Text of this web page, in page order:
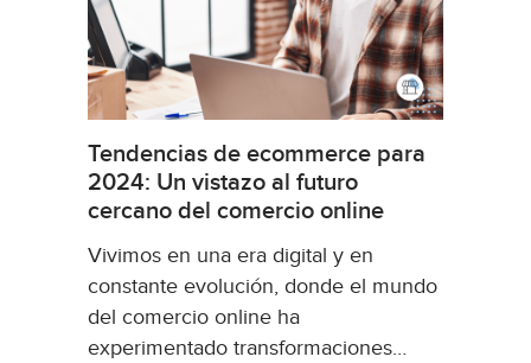
Tendencias de ecommerce para
2024: Un vistazo al futuro
cercano del comercio online
Vivimos en una era digital y en
constante evolución, donde el mundo
del comercio online ha
experimentado transformaciones